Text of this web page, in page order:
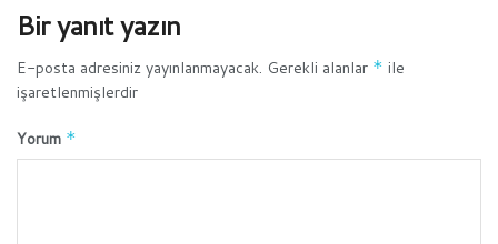
Bir yanıt yazın
E-posta adresiniz yayınlanmayacak. Gerekli alanlar * ile
işaretlenmişlerdir
Yorum *